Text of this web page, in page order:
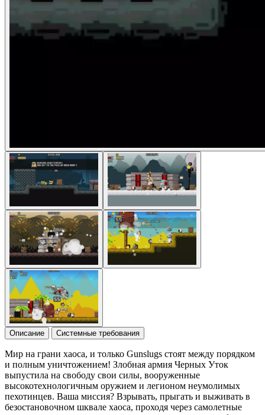
Описание Системные требования
Мир на грани хаоса, и только Gunslugs стоят между порядком
и полным уничтожением! Злобная армия Черных Уток
выпустила на свободу свои силы, вооруженные
высокотехнологичным оружием и легионом неумолимых
пехотинцев. Ваша миссия? Взрывать, прыгать и выживать в
безостановочном шквале хаоса, проходя через самолетные